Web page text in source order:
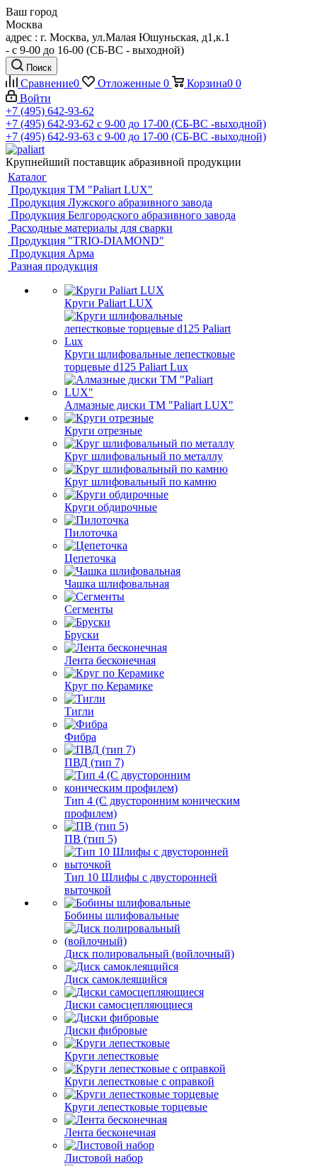
Ваш город
Москва
адрес : г. Москва, ул.Малая Юшуньская, д1,к.1
- c 9-00 до 16-00 (СБ-ВС - выходной)
Поиск
Сравнение0 Отложенные 0 Корзина0 0
Войти
+7 (495) 642-93-62
+7 (495) 642-93-62 c 9-00 до 17-00 (СБ-ВС -выходной)
+7 (495) 642-93-63 c 9-00 до 17-00 (СБ-ВС -выходной)
Крупнейший поставщик абразивной продукции
Каталог
Продукция ТМ "Paliart LUX"
Продукция Лужского абразивного завода
Продукция Белгородского абразивного завода
Расходные материалы для сварки
Продукция "TRIO-DIAMOND"
Продукция Арма
Разная продукция
Круги Paliart LUX
Круги шлифовальные лепестковые
торцевые d125 Paliart Lux
Алмазные диски ТМ "Paliart LUX"
Круги отрезные
Круг шлифовальный по металлу
Круг шлифовальный по камню
Круги обдирочные
Пилоточка
Цепеточка
Чашка шлифовальная
Сегменты
Бруски
Лента бесконечная
Круг по Керамике
Тигли
Фибра
ПВД (тип 7)
Тип 4 (С двусторонним коническим
профилем)
ПВ (тип 5)
Тип 10 Шлифы с двусторонней
выточкой
Бобины шлифовальные
Диск полировальный (войлочный)
Диск самоклеящийся
Диски самосцепляющиеся
Диски фибровые
Круги лепестковые
Круги лепестковые с оправкой
Круги лепестковые торцевые
Лента бесконечная
Листовой набор